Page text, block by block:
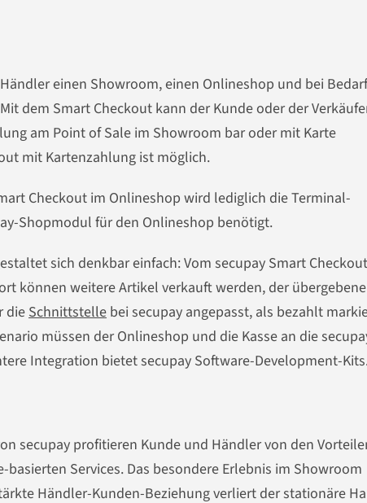
einen Showroom, einen Onlineshop und bei
dem Smart Checkout kann der Kunde oder der
am Point of Sale im Showroom bar oder mit Karte
mit Kartenzahlung ist möglich.
Checkout im Onlineshop wird lediglich die Terminal-
Shopmodul für den Onlineshop benötigt.
sich denkbar einfach: Vom secupay Smart
können weitere Artikel verkauft werden, der übergebene
die Schnittstelle bei secupay angepasst, als bezahlt
müssen der Onlineshop und die Kasse an die
Integration bietet secupay Software-Development-
secupay profitieren Kunde und Händler von den
Services. Das besondere Erlebnis im Showroom
Händler-Kunden-Beziehung verliert der stationäre